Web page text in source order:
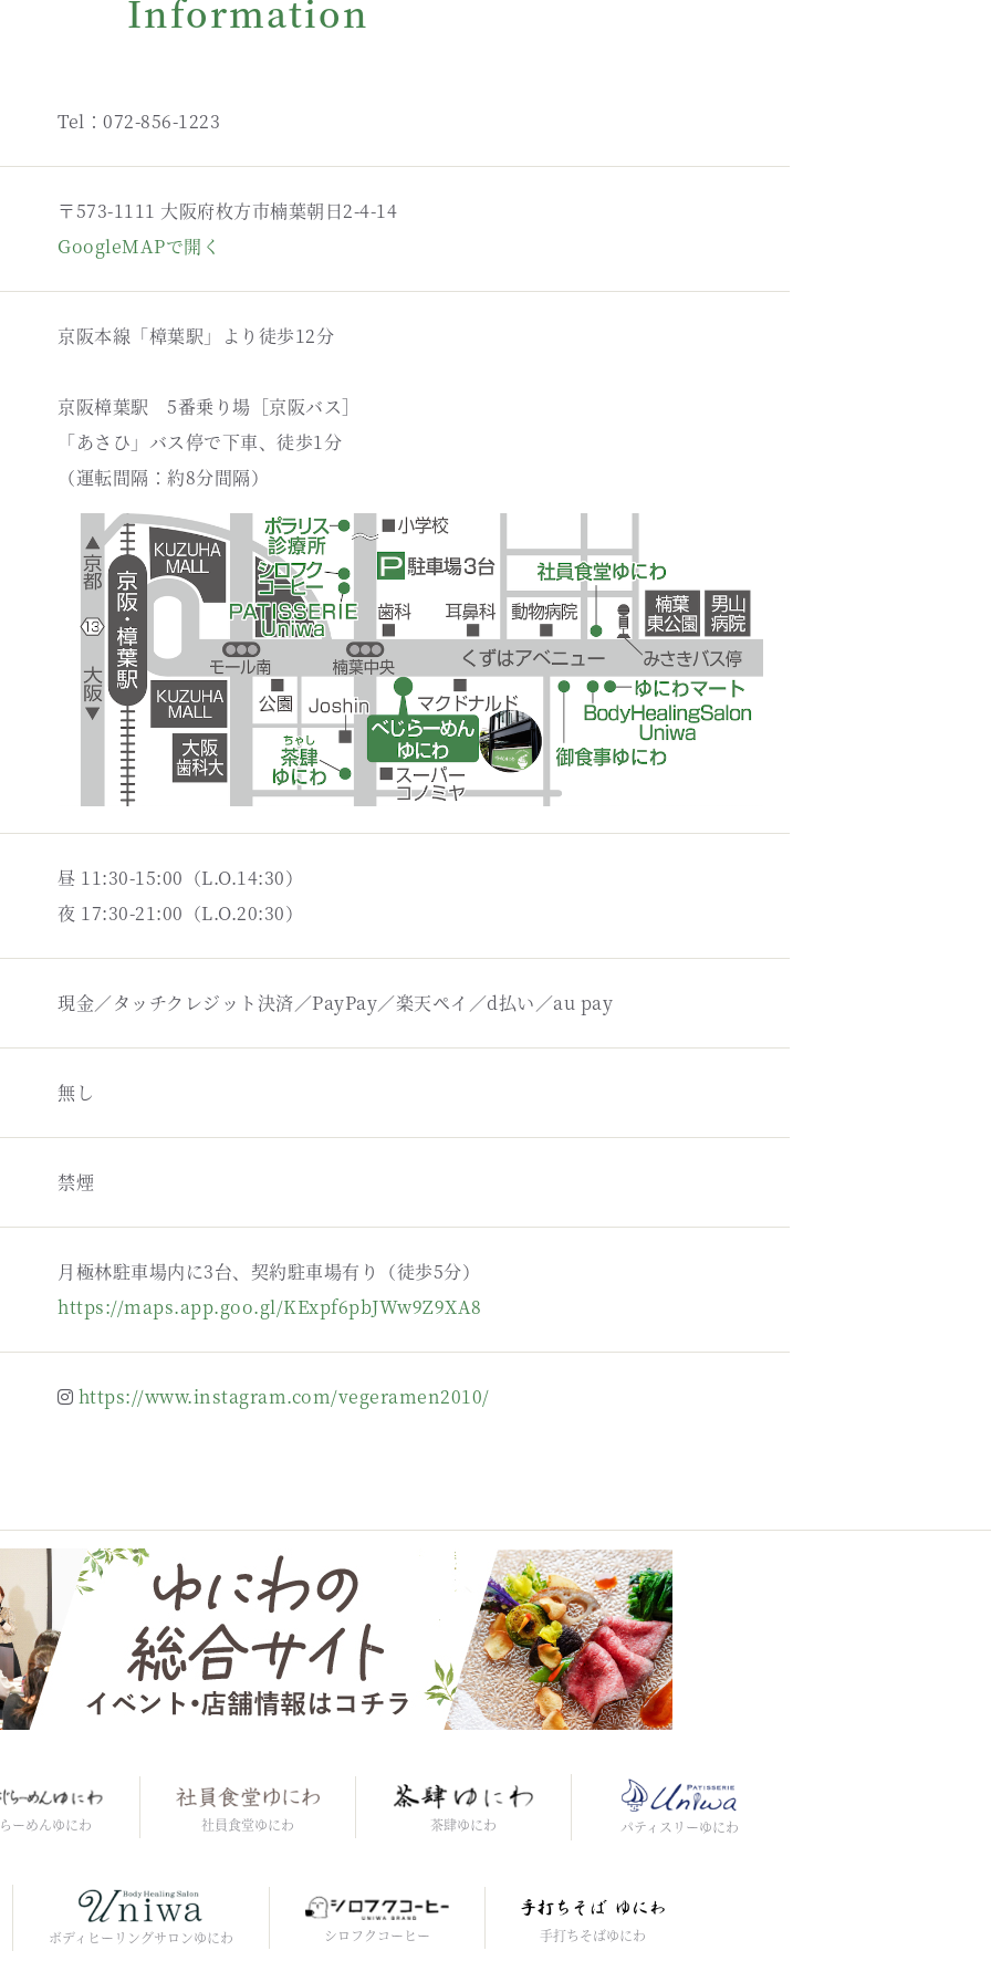
Information
Tel：072-856-1223
〒573-1111 大阪府枚方市楠葉朝日2-4-14
GoogleMAPで開く
京阪本線「樟葉駅」より徒歩12分
京阪樟葉駅 5番乗り場［京阪バス］
「あさひ」バス停で下車、徒歩1分
（運転間隔：約8分間隔）
昼 11:30-15:00（L.O.14:30）
夜 17:30-21:00（L.O.20:30）
現金／タッチクレジット決済／PayPay／楽天ペイ／d払い／au pay
無し
禁煙
月極林駐車場内に3台、契約駐車場有り（徒歩5分）
https://maps.app.goo.gl/KExpf6pbJWw9Z9XA8
https://www.instagram.com/vegeramen2010/
ーめんゆにわ 社員食堂ゆにわ 茶肆ゆにわ パティスリーゆにわ
ボディヒーリングサロンゆにわ シロフクコーヒー 手打ちそばゆにわ